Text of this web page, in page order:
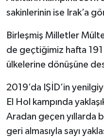
sakinlerinin ise Irak’a
Birleşmiş Milletler
de geçtiğimiz hafta 191
ülkelerine dönüşüne
2019’da IŞİD’in
El Hol kampında
Aradan geçen yıllarda
geri almasıyla sayı